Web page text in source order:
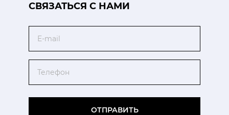
CВЯЗАТЬСЯ С НАМИ
ОТПРАВИТЬ